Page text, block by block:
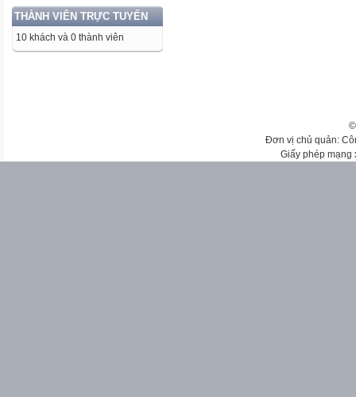
THÀNH VIÊN TRỰC TUYẾN
10 khách và 0 thành viên
Đơn vị chủ quản:
Giấy phép mạng